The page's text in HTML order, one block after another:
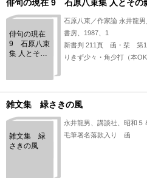
俳句の現在 9 石原八束集 人とその
俳句の現在
9 石原八束
集 人とその
石原八束／作家論 永井龍
書房、1987、1
新書判 211頁 函・栞 第
りきず少々・角少打（本OK
雑文集 緑さきの風
雑文集 緑
さきの風
永井龍男、講談社、昭和５
毛筆署名落款入り 函